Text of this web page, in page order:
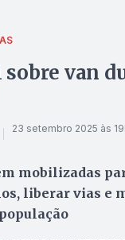
sobre van
23 setembro 2025 às
mobilizadas
liberar vias e